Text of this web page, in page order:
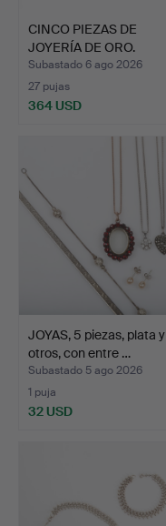
CINCO PIEZAS DE
JOYERÍA DE ORO.
Subastado 6 ago 2026
27 pujas
364 USD
JOYAS, 5 piezas, plata y
otros, con entre …
Subastado 5 ago 2026
1 puja
32 USD